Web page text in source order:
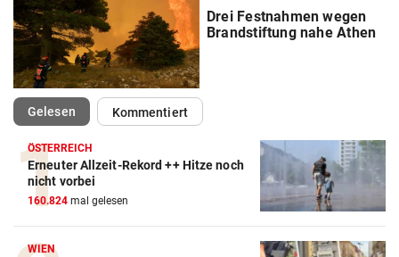
Drei Festnahmen wegen
Brandstiftung nahe Athen
Gelesen(ausgewählt)Kommentiert
ÖSTERREICH
Erneuter Allzeit-Rekord ++ Hitze noch
nicht vorbei
160.824 mal gelesen
WIEN